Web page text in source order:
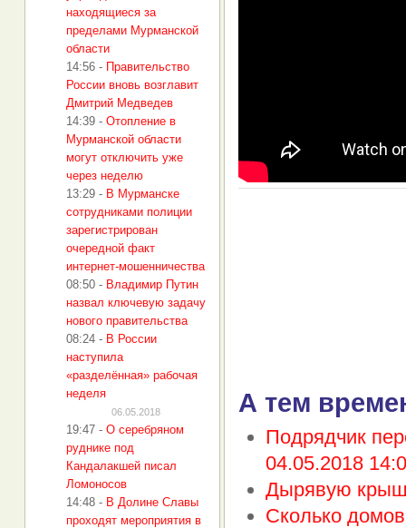
А тем
Подрядчик
04.05.2018
Дырявую
Сколько
находящиеся за
пределами Мурманской
области
14:56 - Правительство
России вновь возглавит
Дмитрий Медведев
14:39 - Отопление в
Мурманской области
могут отключить уже
через неделю
13:29 - В Мурманске
сотрудниками полиции
зарегистрирован
очередной факт
интернет-мошенничества
08:50 - Владимир Путин
назвал ключевую задачу
нового правительства
08:24 - В России
наступила
«разделённая» рабочая
неделя
06.05.2018
19:47 - О серебряном
руднике под
Кандалакшей писал
Ломоносов
14:48 - В Долине Славы
проходят мероприятия в